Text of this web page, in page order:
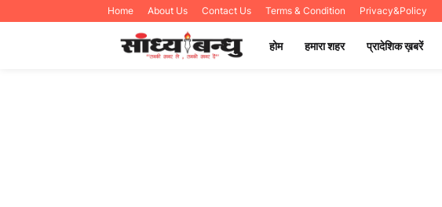
Home About Us Contact Us Terms & Condition Privacy&Policy
होम हमारा शहर प्रादेशिक ख़बरें